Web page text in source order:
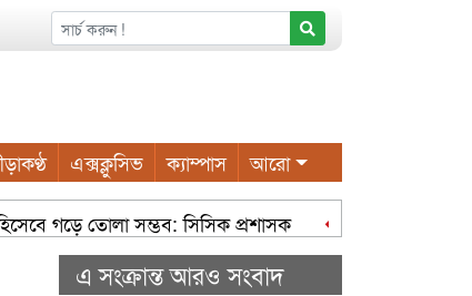
এক্সক্লুসিভ ক্যাম্পাস আরো
গড়ে তোলা সম্ভব: সিসিক প্রশাসক
গণমাধ্যমের তথ্য বিকৃত
সুবিধা করতে কাজ করছে সিসিক: সিসিক প্রশাসক হোল্ডিং
এ সংক্রান্ত আরও সংবাদ